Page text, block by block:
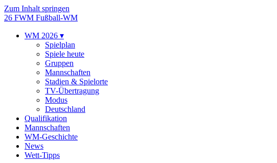
Zum Inhalt springen
26 FWM Fußball-WM
WM 2026 ▾
Spielplan
Spiele heute
Gruppen
Mannschaften
Stadien & Spielorte
TV-Übertragung
Modus
Deutschland
Qualifikation
Mannschaften
WM-Geschichte
News
Wett-Tipps